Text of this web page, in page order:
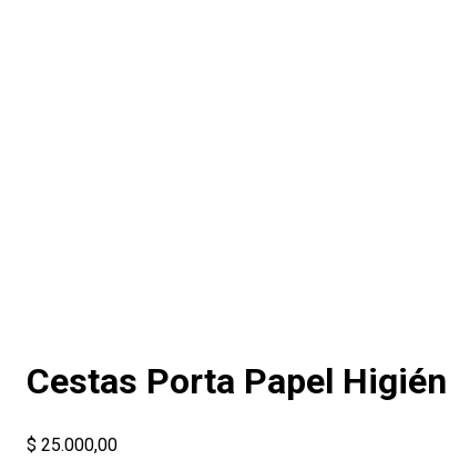
Cestas Porta Papel
$ 25.000,00